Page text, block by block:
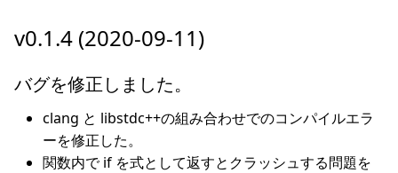
v0.1.4 (2020-09-11)
バグを修正しました。
clang と libstdc++の組み合わせでのコンパイルエラ
ーを修正した。
関数内で if を式として返すとクラッシュする問題を